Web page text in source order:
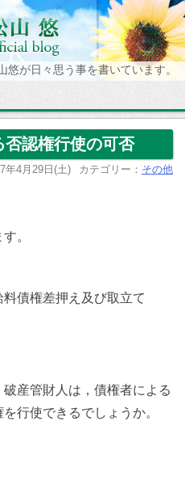
悠が日々思う事を書いています。
認権行使の可否
年4月29日(土) カテゴリー： その他
。
債権差押え及び取立て
産管財人は，債権者による
行使できるでしょうか。